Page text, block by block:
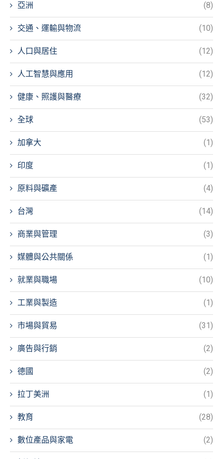
亞洲 (8)
交通、運輸與物流 (10)
人口與居住 (12)
人工智慧與應用 (12)
健康、照護與醫療 (32)
全球 (53)
加拿大 (1)
印度 (1)
原料與礦產 (4)
台灣 (14)
商業與管理 (3)
媒體與公共關係 (1)
就業與職場 (10)
工業與製造 (1)
市場與貿易 (31)
廣告與行銷 (2)
德國 (2)
拉丁美洲 (1)
教育 (28)
數位產品與家電 (2)